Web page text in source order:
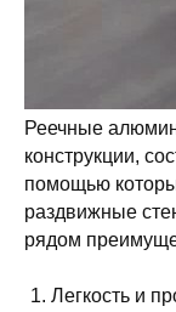
Реечные
конструкции,
помощью
раздвижные
рядом
Легкость и